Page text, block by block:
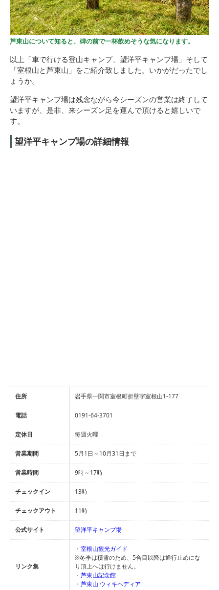
芦東山について知ると、碑の前で一杯飲めそうな気になります。
以上「車で行ける登山キャンプ、望洋平キャンプ場」そして
「室根山と芦東山」をご紹介致しました。いかがだったでし
ょうか。
望洋平キャンプ場は残念ながら今シーズンの営業は終了して
いますが、是非、来シーズン足を運んで頂けると嬉しいで
す。
望洋平キャンプ場の詳細情報
住所 岩手県一関市室根町折壁字室根山1-177
電話 0191-64-3701
定休日 毎週火曜
営業期間 5月1日～10月31日まで
営業時間 9時～17時
チェックイン 13時
チェックアウト 11時
公式サイト 望洋平キャンプ場
リンク集
・ 室根山観光ガイド
※冬季は積雪のため、5合目以降は通行止めにな
り頂上へは行けません。
・ 芦東山記念館
・ 芦東山 ウィキペディア